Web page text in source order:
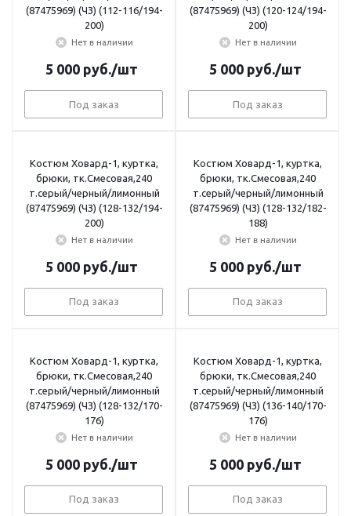
(87475969) (ЧЗ) (112-116/194-
200)
Нет в наличии
5 000руб./шт
Под заказ
(87475969) (ЧЗ) (120-124/194-
200)
Нет в наличии
5 000руб./шт
Под заказ
Костюм Ховард-1, куртка,
брюки, тк.Смесовая,240
т.серый/черный/лимонный
(87475969) (ЧЗ) (128-132/194-
200)
Нет в наличии
5 000руб./шт
Под заказ
Костюм Ховард-1, куртка,
брюки, тк.Смесовая,240
т.серый/черный/лимонный
(87475969) (ЧЗ) (128-132/182-
188)
Нет в наличии
5 000руб./шт
Под заказ
Костюм Ховард-1, куртка,
брюки, тк.Смесовая,240
т.серый/черный/лимонный
(87475969) (ЧЗ) (128-132/170-
176)
Нет в наличии
5 000руб./шт
Под заказ
Костюм Ховард-1, куртка,
брюки, тк.Смесовая,240
т.серый/черный/лимонный
(87475969) (ЧЗ) (136-140/170-
176)
Нет в наличии
5 000руб./шт
Под заказ